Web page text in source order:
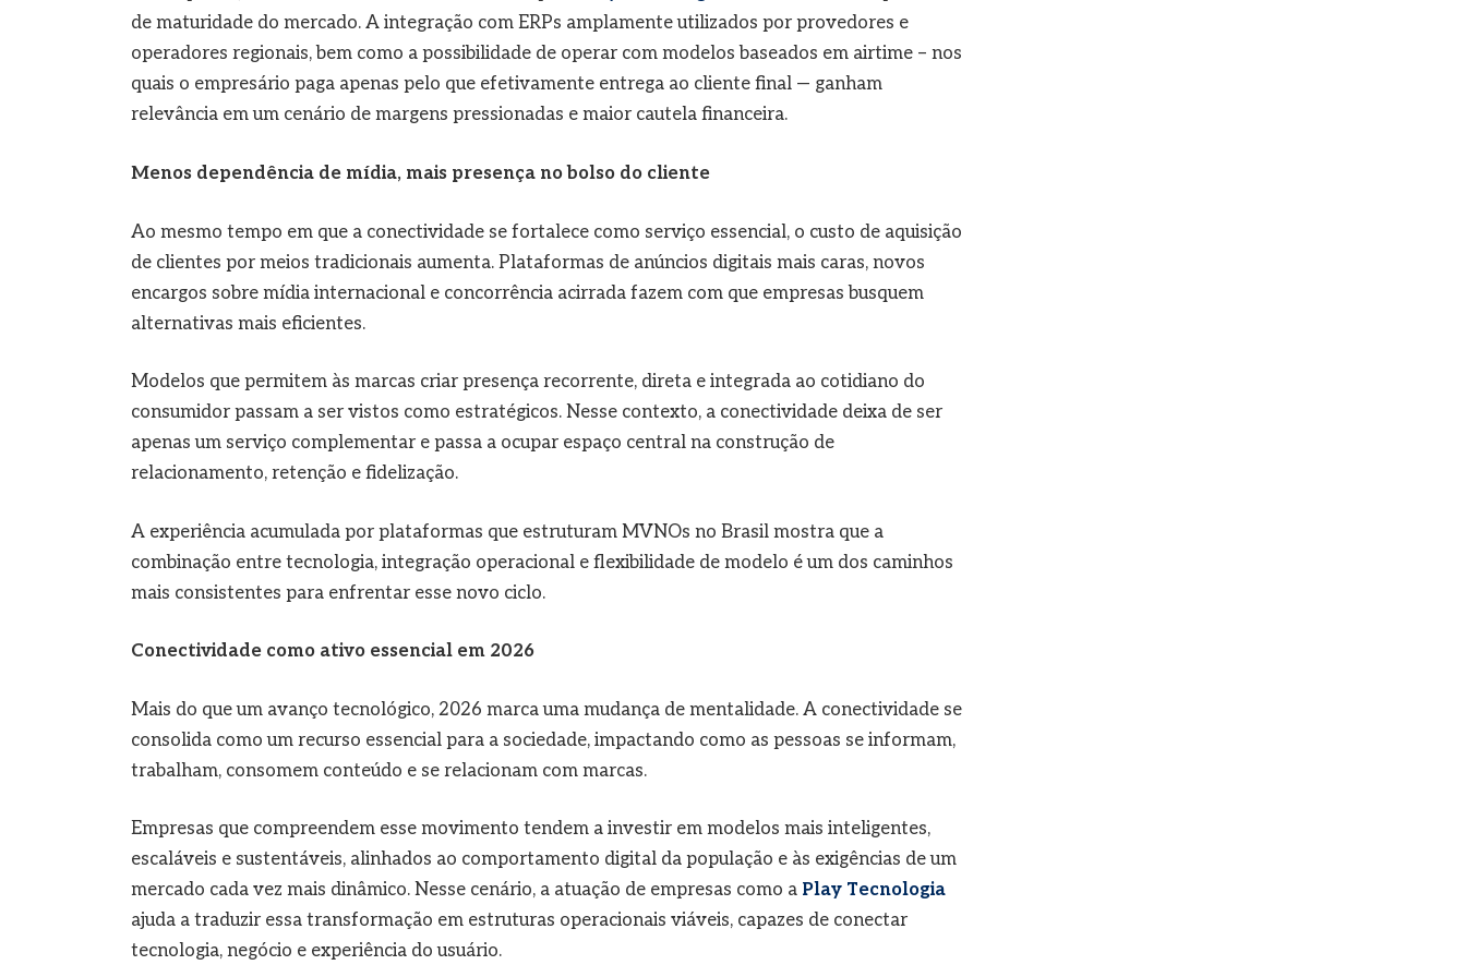
de maturidade do mercado. A integração com ERPs amplamente utilizados por provedores e
operadores regionais, bem como a possibilidade de operar com modelos baseados em airtime – nos
quais o empresário paga apenas pelo que efetivamente entrega ao cliente final — ganham
relevância em um cenário de margens pressionadas e maior cautela financeira.
Menos dependência de mídia, mais presença no bolso do cliente
Ao mesmo tempo em que a conectividade se fortalece como serviço essencial, o custo de aquisição
de clientes por meios tradicionais aumenta. Plataformas de anúncios digitais mais caras, novos
encargos sobre mídia internacional e concorrência acirrada fazem com que empresas busquem
alternativas mais eficientes.
Modelos que permitem às marcas criar presença recorrente, direta e integrada ao cotidiano do
consumidor passam a ser vistos como estratégicos. Nesse contexto, a conectividade deixa de ser
apenas um serviço complementar e passa a ocupar espaço central na construção de
relacionamento, retenção e fidelização.
A experiência acumulada por plataformas que estruturam MVNOs no Brasil mostra que a
combinação entre tecnologia, integração operacional e flexibilidade de modelo é um dos caminhos
mais consistentes para enfrentar esse novo ciclo.
Conectividade como ativo essencial em 2026
Mais do que um avanço tecnológico, 2026 marca uma mudança de mentalidade. A conectividade se
consolida como um recurso essencial para a sociedade, impactando como as pessoas se informam,
trabalham, consomem conteúdo e se relacionam com marcas.
Empresas que compreendem esse movimento tendem a investir em modelos mais inteligentes,
escaláveis e sustentáveis, alinhados ao comportamento digital da população e às exigências de um
mercado cada vez mais dinâmico. Nesse cenário, a atuação de empresas como a Play Tecnologia
ajuda a traduzir essa transformação em estruturas operacionais viáveis, capazes de conectar
tecnologia, negócio e experiência do usuário.